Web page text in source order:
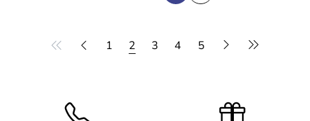
1 2 3 4 5